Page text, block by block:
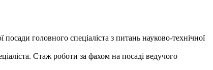
головного спеціаліста з питань науково-технічної
Стаж роботи за фахом на посаді ведучого